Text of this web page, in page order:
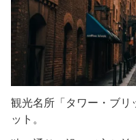
観光名所「タワー・ブリ
ット。